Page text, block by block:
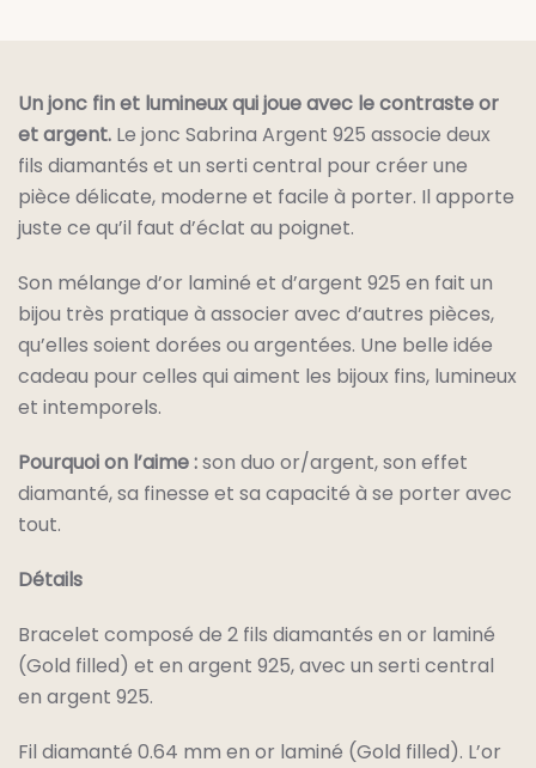
Un jonc fin et lumineux qui joue avec le contraste or
et argent. Le jonc Sabrina Argent 925 associe deux
fils diamantés et un serti central pour créer une
pièce délicate, moderne et facile à porter. Il apporte
juste ce qu’il faut d’éclat au poignet.
Son mélange d’or laminé et d’argent 925 en fait un
bijou très pratique à associer avec d’autres pièces,
qu’elles soient dorées ou argentées. Une belle idée
cadeau pour celles qui aiment les bijoux fins, lumineux
et intemporels.
Pourquoi on l’aime :son duo or/argent, son effet
diamanté, sa finesse et sa capacité à se porter avec
tout.
Détails
Bracelet composé de 2 fils diamantés en or laminé
(Gold filled) et en argent 925, avec un serti central
en argent 925.
Fil diamanté 0.64 mm en or laminé (Gold filled). L’or